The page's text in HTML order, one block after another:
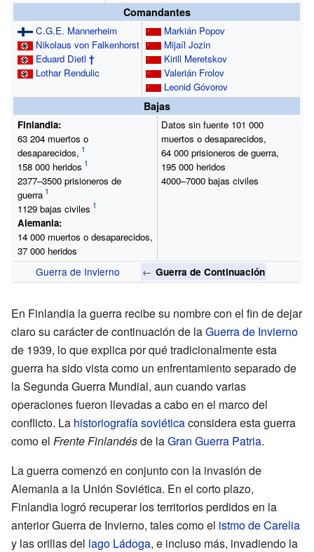
Comandantes
C.G.E. Mannerheim
Nikolaus von Falkenhorst
Eduard Dietl †
Lothar Rendulic
Markián Popov
Mijaíl Jozin
Kirill Meretskov
Valerián Frolov
Leonid Góvorov
Bajas
Finlandia:
63 204 muertos o
desaparecidos,
158 000 heridos
2377–3500 prisioneros de
guerra
1129 bajas civiles
Alemania:
14 000 muertos o desaparecidos,
37 000 heridos
Datos sin fuente 101 000
muertos o desaparecidos,
64 000 prisioneros de guerra,
195 000 heridos
4000–7000 bajas civiles
Guerra de Invierno ← Guerra de Continuación
En Finlandia la guerra recibe su nombre con el fin de dejar
claro su carácter de continuación de laGuerra de Invierno
de 1939, lo que explica por qué tradicionalmente esta
guerra ha sido vista como un enfrentamiento separado de
la Segunda Guerra Mundial, aun cuando varias
operaciones fueron llevadas a cabo en el marco del
conflicto. La historiografía soviéticaconsidera esta guerra
como el Frente Finlandésde laGran Guerra Patria.
La guerra comenzó en conjunto con la invasión de
Alemania a la Unión Soviética. En el corto plazo,
Finlandia logró recuperar los territorios perdidos en la
anterior Guerra de Invierno, tales como el istmo de Carelia
y las orillas del lago Ládoga, e incluso más, invadiendo la